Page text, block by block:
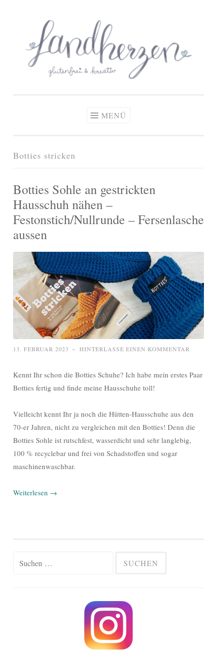
springen
Zöliakie, glutenfreie Ernährung
MENÜ
Botties stricken
Botties Sohle an gestrickten
Hausschuh nähen –
Festonstich/Nullrunde – Fersenlasche
aussen
13. FEBRUAR 2023 ~ HINTERLASSE EINEN KOMMENTAR
Kennt Ihr schon die Botties Schuhe? Ich habe mein erstes Paar
Botties fertig und finde meine Hausschuhe toll!
Vielleicht kennt Ihr ja noch die Hütten-Hausschuhe aus den
70-er Jahren, nicht zu vergleichen mit den Botties! Denn die
Botties Sohle ist rutschfest, wasserdicht und sehr langlebig,
100 % recyclebar und frei von Schadstoffen und sogar
maschinenwaschbar.
Weiterlesen →
Suchen